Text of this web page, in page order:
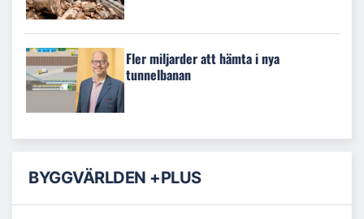
Fler miljarder att hämta i nya
tunnelbanan
BYGGVÄRLDEN +PLUS